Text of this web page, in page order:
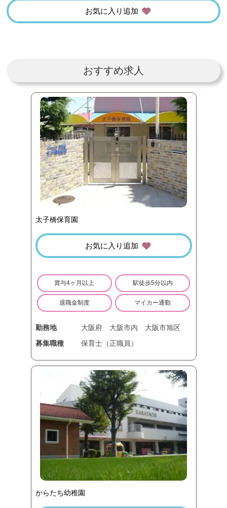
お気に入り追加
おすすめ求人
太子橋保育園
お気に入り追加
賞与4ヶ月以上 駅徒歩5分以内
退職金制度 マイカー通勤
勤務地 大阪府 大阪市内
大阪市旭区
募集職種
保育士（正職員）
からたち幼稚園